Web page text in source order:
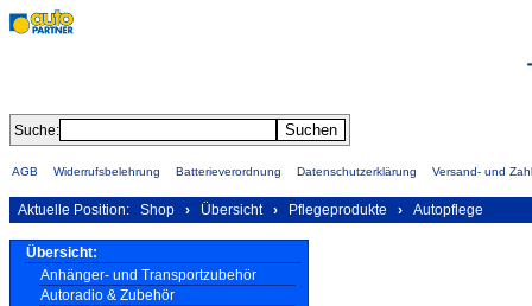
Suche:
AGB Widerrufsbelehrung Batterieverordnung Datenschutzerklärung Versand- und
Aktuelle Position: Shop › Übersicht › Pflegeprodukte › Autopflege
Übersicht:
Anhänger- und Transportzubehör
Autoradio & Zubehör